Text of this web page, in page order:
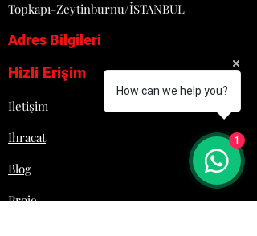
• Kolay temizlenebilir, sağlam ve
DETAYLI TEKNİK BİLGİ 2.
Topkapı-Zeytinburnu/İSTANBUL
Adres Bilgileri
Hizli Erişim
Iletişim
Ihracat
Blog
Proje
How can we help you?
1